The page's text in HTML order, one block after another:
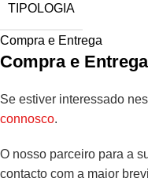
TIPOLOGIA
Compra e Entrega
Compra e Entrega
Se estiver interessado
connosco.
O nosso parceiro para a
contacto com a maior